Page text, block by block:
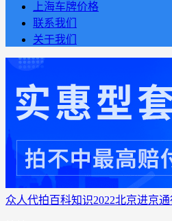
上海车牌价格
联系我们
关于我们
众人代拍百科知识2022北京进京